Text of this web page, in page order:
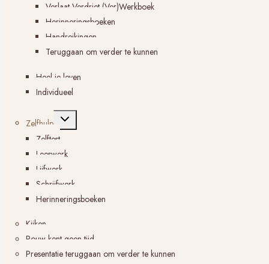
Verlaat Verdriet (Ver)Werkboek
Herinneringsboeken
Handreikingen
Teruggaan om verder te kunnen
Heel je leven
Individueel
Zelfhulp
Toggle
Zelftest
Leeswerk
Lijfwerk
Schrijfwerk
Herinneringsboeken
Kijken
Rouw kent geen tijd
Presentatie teruggaan om verder te kunnen